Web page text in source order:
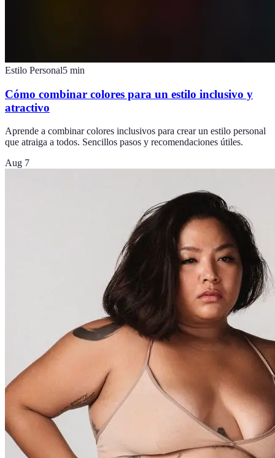
Estilo Personal5 min
Cómo combinar colores para un estilo inclusivo y
atractivo
Aprende a combinar colores inclusivos para crear un estilo personal
que atraiga a todos. Sencillos pasos y recomendaciones útiles.
Aug 7